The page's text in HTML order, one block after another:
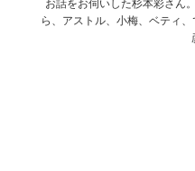
お話をお伺いした杉本彩さん
ら、アストル、小梅、ベティ